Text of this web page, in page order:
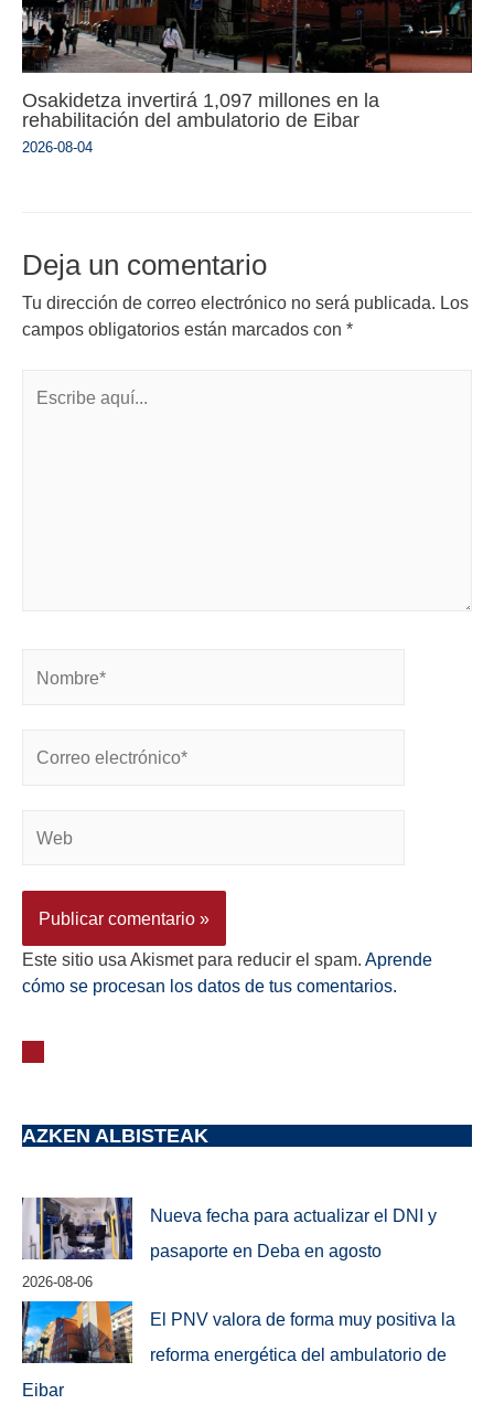
Osakidetza invertirá 1,097 millones en la
rehabilitación del ambulatorio de Eibar
2026-08-04
Deja un comentario
Tu dirección de correo electrónico no será publicada. Los
campos obligatorios están marcados con *
Este sitio usa Akismet para reducir el spam. Aprende
cómo se procesan los datos de tus comentarios.
AZKEN ALBISTEAK
Nueva fecha para actualizar el DNI y
pasaporte en Deba en agosto
2026-08-06
El PNV valora de forma muy positiva la
reforma energética del ambulatorio de
Eibar